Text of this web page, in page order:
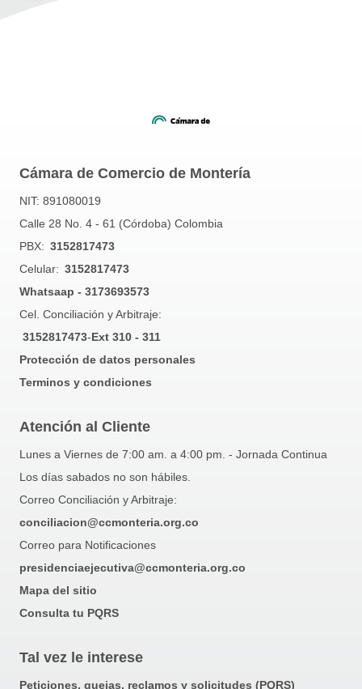
Cámara de Comercio de Montería
NIT: 891080019
Calle 28 No. 4 - 61 (Córdoba) Colombia
PBX: 3152817473
Celular: 3152817473
Whatsaap - 3173693573
Cel. Conciliación y Arbitraje:
3152817473-Ext 310 - 311
Protección de datos personales
Terminos y condiciones
Atención al Cliente
Lunes a Viernes de 7:00 am. a 4:00 pm. - Jornada Continua
Los días sabados no son hábiles.
Correo Conciliación y Arbitraje:
conciliacion@ccmonteria.org.co
Correo para Notificaciones
presidenciaejecutiva@ccmonteria.org.co
Mapa del sitio
Consulta tu PQRS
Tal vez le interese
Peticiones, quejas, reclamos y solicitudes (PQRS)